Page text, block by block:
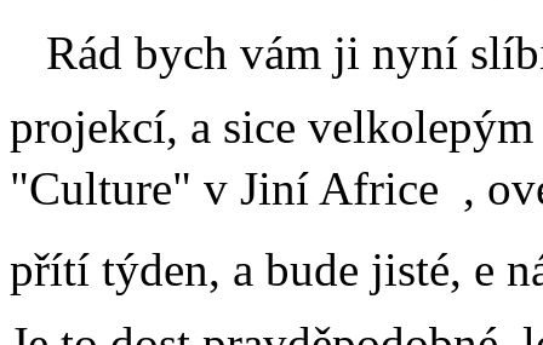
Rád bych vám ji nyní
projekcí, a sice
"Culture" v Jiní Africe ,
přítí týden, a bude jisté,